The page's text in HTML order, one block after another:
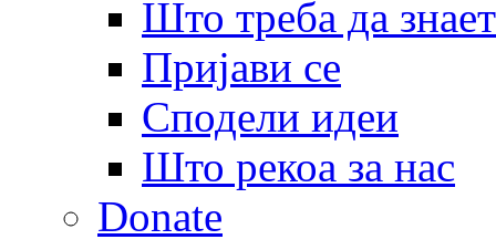
Што треба да
Пријави се
Сподели идеи
Што рекоа за нас
Donate